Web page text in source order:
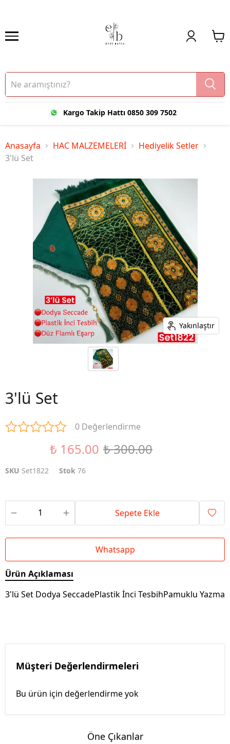
Kargo Takip Hattı 0850 309 7502
Anasayfa HAC MALZEMELERİ
Hediyelik Setler
3'lü Set
Yakınlaştır
3'lü Set
0 Değerlendirme
₺ 165.00 ₺ 300.00
SKU Set1822 Stok 76
Sepete Ekle
Whatsapp
Ürün Açıklaması
3'lü Set Dodya SeccadePlastik İnci TesbihPamuklu Yazma
Müşteri Değerlendirmeleri
Bu ürün için değerlendirme yok
Öne Çıkanlar